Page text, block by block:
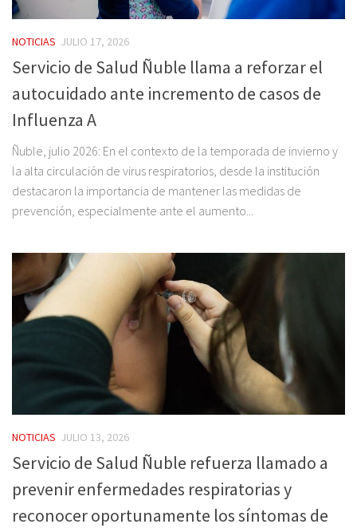
NOTICIAS JULIO 17, 2026
Servicio de Salud Ñuble llama a reforzar el
autocuidado ante incremento de casos de
Influenza A
Ñuble, julio 2026: En el contexto de la temporada de invierno y
la alta circulación de virus respiratorios, desde la institución
destacaron la importancia de mantener las medidas de
prevención, especialmente ante el aumento...
NOTICIAS JULIO 13, 2026
Servicio de Salud Ñuble refuerza llamado a
prevenir enfermedades respiratorias y
reconocer oportunamente los síntomas de